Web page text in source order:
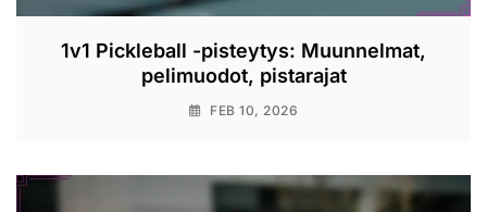
1v1 Pickleball -pisteytys: Muunnelmat,
pelimuodot, pistarajat
FEB 10, 2026